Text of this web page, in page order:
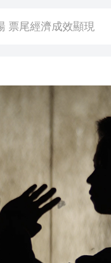
票尾經濟成效顯現
利灣區居民
桿 為香港行畫圓滿句號